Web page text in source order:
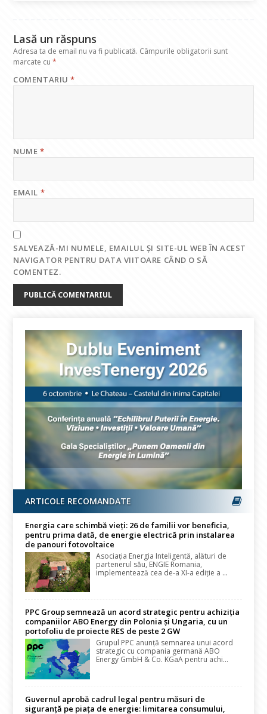
Lasă un răspuns
Adresa ta de email nu va fi publicată. Câmpurile obligatorii sunt
marcate cu*
COMENTARIU*
NUME*
EMAIL *
SALVEAZĂ-MI NUMELE, EMAILUL ȘI SITE-UL WEB ÎN ACEST
NAVIGATOR PENTRU DATA VIITOARE CÂND O SĂ
COMENTEZ.
ARTICOLE RECOMANDATE
Energia care schimbă vieți: 26 de familii vor beneficia,
pentru prima dată, de energie electrică prin instalarea
de panouri fotovoltaice
Asociația Energia Inteligentă, alături de
partenerul său, ENGIE Romania,
implementează cea de-a XI-a ediție a ...
PPC Group semnează un acord strategic pentru achiziția
companiilor ABO Energy din Polonia și Ungaria, cu un
portofoliu de proiecte RES de peste 2 GW
Grupul PPC anunță semnarea unui acord
strategic cu compania germană ABO
Energy GmbH & Co. KGaA pentru achi...
Guvernul aprobă cadrul legal pentru măsuri de
siguranță pe piața de energie: limitarea consumului,